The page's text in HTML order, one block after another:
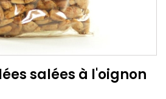
salées à l'oignon